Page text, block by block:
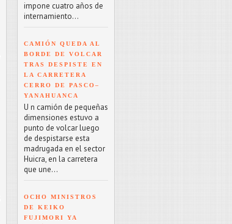
impone cuatro años de
internamiento...
CAMIÓN QUEDA AL
BORDE DE VOLCAR
TRAS DESPISTE EN
LA CARRETERA
CERRO DE PASCO–
YANAHUANCA
U n camión de pequeñas
dimensiones estuvo a
punto de volcar luego
de despistarse esta
madrugada en el sector
Huicra, en la carretera
que une...
OCHO MINISTROS
DE KEIKO
FUJIMORI YA